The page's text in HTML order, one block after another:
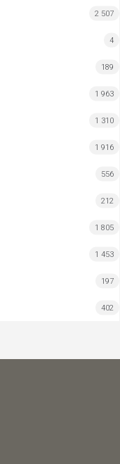
2 507
4
189
1 963
1 310
1 916
556
212
1 805
1 453
197
402